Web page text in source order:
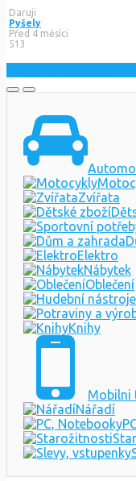
Daruji
Pyšely
Před 4 měsíci
513
Zvířata
Elektro
Nábytek
Oblečení
Knihy
Mobilni
Nářadí